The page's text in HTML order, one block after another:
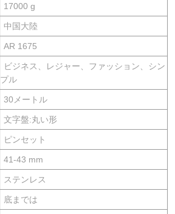
17000 g
中国大陸
AR 1675
ビジネス、レジャー、ファッション、シン
プル
30メートル
文字盤:丸い形
ピンセット
41-43 mm
ステンレス
底までは